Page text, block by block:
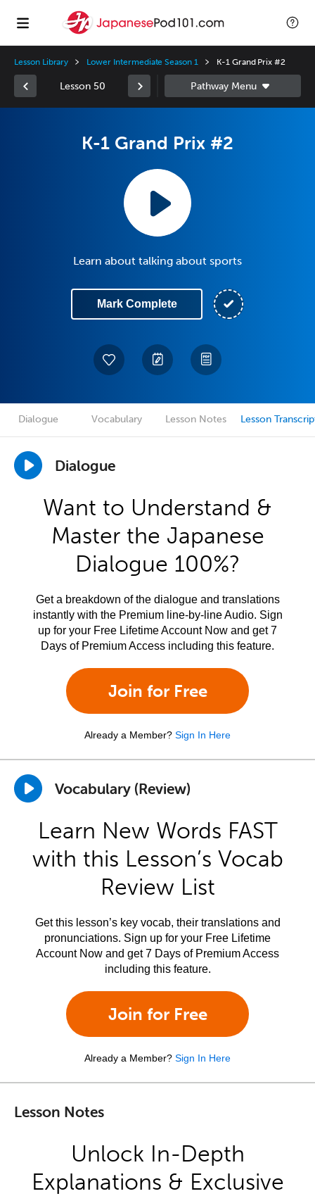
Lesson Library Lower Intermediate Season 1 K-1 Grand Prix #2
Lesson 50
K-1 Grand Prix #2
Learn about talking about sports
Mark Complete
Dialogue Vocabulary Lesson Notes Lesson
Dialogue
Want to Understand &
Master the Japanese
Dialogue 100%?
Get a breakdown of the dialogue and translations
instantly with the Premium line-by-line Audio. Sign
up for your Free Lifetime Account Now and get 7
Days of Premium Access including this feature.
Join for Free
Already a Member? Sign In Here
Vocabulary (Review)
Learn New Words FAST
with this Lesson’s Vocab
Review List
Get this lesson’s key vocab, their translations and
pronunciations. Sign up for your Free Lifetime
Account Now and get 7 Days of Premium Access
including this feature.
Join for Free
Already a Member? Sign In Here
Lesson Notes
Unlock In-Depth
Explanations & Exclusive